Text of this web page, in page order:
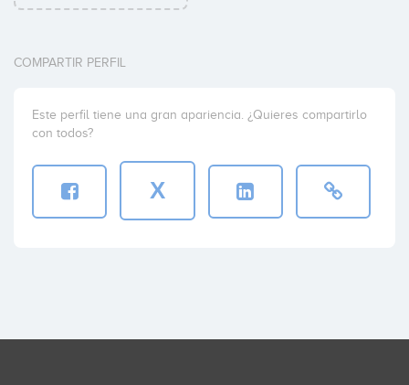
COMPARTIR PERFIL
Este perfil tiene una gran apariencia. ¿Quieres compartirlo
con todos?
X